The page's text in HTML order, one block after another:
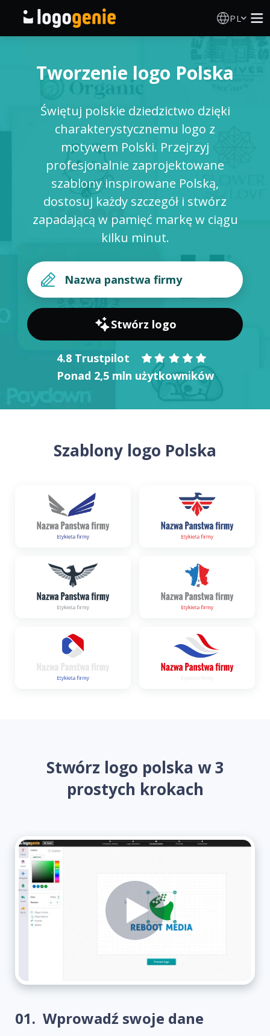
PL
Generator logo AI
Pomysły na logo
Produkty drukowane
Blog
ZALOGUJ SIĘ
Tworzenie logo Polska
Świętuj polskie dziedzictwo dzięki
charakterystycznemu logo z
motywem Polski. Przejrzyj
profesjonalnie zaprojektowane
szablony inspirowane Polską,
dostosuj każdy szczegół i stwórz
zapadającą w pamięć markę w ciągu
kilku minut.
Stwórz logo
4.8 Trustpilot
Ponad 2,5 mln użytkowników
Szablony logo Polska
Stwórz logo polska w 3
prostych krokach
01. Wprowadź swoje dane